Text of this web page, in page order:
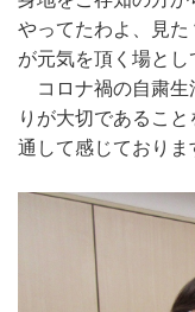
やってたわよ、見
が元気を頂く場とし
コロナ禍の自粛生
りが大切であるこ
通して感じておりま